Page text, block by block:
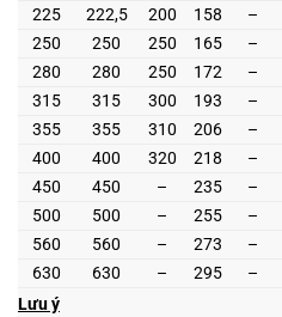
225
222,5 200 158 –
250
250 250 165 –
280
280 250 172 –
315
315 300 193 –
355
355 310 206 –
400
400 320 218 –
450
450 – 235 –
500
500 – 255 –
560
560 – 273 –
630
630 – 295 –
Lưu ý